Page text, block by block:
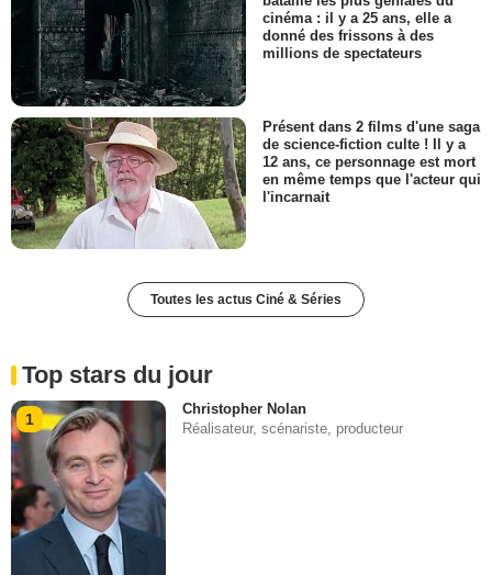
cinéma : il y a 25 ans, elle a
donné des frissons à des
millions de spectateurs
Présent dans 2 films d'une saga
de science-fiction culte ! Il y a
12 ans, ce personnage est mort
en même temps que l'acteur qui
l'incarnait
Toutes les actus Ciné & Séries
Top stars du jour
1
Christopher Nolan
Réalisateur, scénariste, producteur